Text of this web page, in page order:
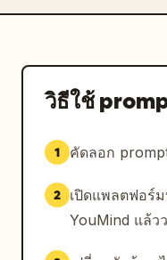
วิธีใช้
1 คัดลอก
2
เปิดแพลตฟอร์
YouMind แล้ว